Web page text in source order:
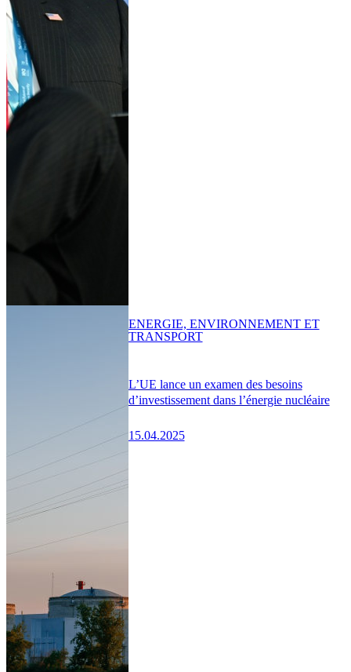
L’UE lance un examen des besoins
d’investissement dans l’énergie nucléaire
15.04.2025
ENERGIE, ENVIRONNEMENT ET
TRANSPORT